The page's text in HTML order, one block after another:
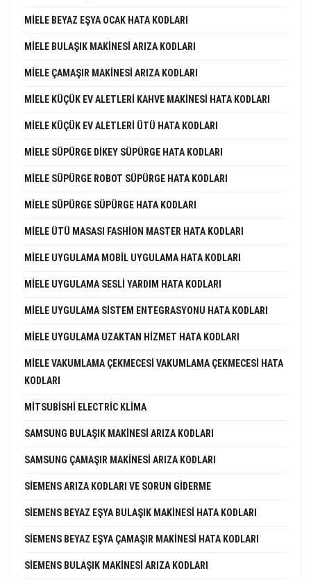
MIELE BEYAZ EŞYA OCAK HATA KODLARI
MIELE BULAŞIK MAKINESI ARIZA KODLARI
MIELE ÇAMAŞIR MAKINESI ARIZA KODLARI
MIELE KÜÇÜK EV ALETLERI KAHVE MAKINESI HATA KODLARI
MIELE KÜÇÜK EV ALETLERI ÜTÜ HATA KODLARI
MIELE SÜPÜRGE DIKEY SÜPÜRGE HATA KODLARI
MIELE SÜPÜRGE ROBOT SÜPÜRGE HATA KODLARI
MIELE SÜPÜRGE SÜPÜRGE HATA KODLARI
MIELE ÜTÜ MASASI FASHION MASTER HATA KODLARI
MIELE UYGULAMA MOBIL UYGULAMA HATA KODLARI
MIELE UYGULAMA SESLI YARDIM HATA KODLARI
MIELE UYGULAMA SISTEM ENTEGRASYONU HATA KODLARI
MIELE UYGULAMA UZAKTAN HIZMET HATA KODLARI
MIELE VAKUMLAMA ÇEKMECESI VAKUMLAMA ÇEKMECESI HATA
KODLARI
MITSUBISHI ELECTRIC KLIMA
SAMSUNG BULAŞIK MAKINESI ARIZA KODLARI
SAMSUNG ÇAMAŞIR MAKINESI ARIZA KODLARI
SIEMENS ARIZA KODLARI VE SORUN GIDERME
SIEMENS BEYAZ EŞYA BULAŞIK MAKINESI HATA KODLARI
SIEMENS BEYAZ EŞYA ÇAMAŞIR MAKINESI HATA KODLARI
SIEMENS BULAŞIK MAKINESI ARIZA KODLARI